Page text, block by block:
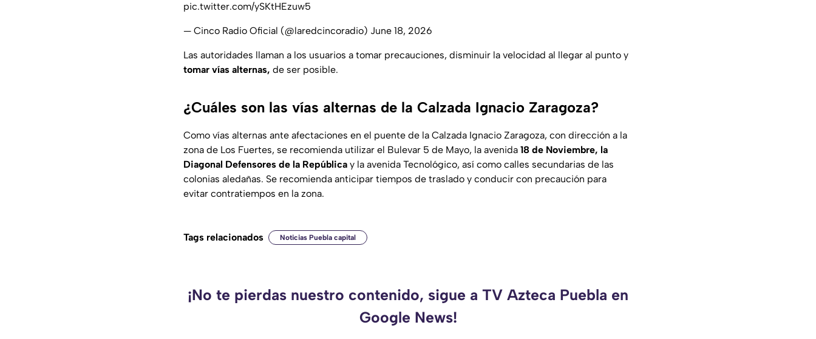
pic.twitter.com/ySKtHEzuw5
— Cinco Radio Oficial (@laredcincoradio) June 18, 2026
Las autoridades llaman a los usuarios a tomar precauciones, disminuir la velocidad al llegar al punto y
tomar vías alternas, de ser posible.
¿Cuáles son las vías alternas de la Calzada Ignacio Zaragoza?
Como vías alternas ante afectaciones en el puente de la Calzada Ignacio Zaragoza, con dirección a la
zona de Los Fuertes, se recomienda utilizar el Bulevar 5 de Mayo, la avenida 18 de Noviembre, la
Diagonal Defensores de la República y la avenida Tecnológico, así como calles secundarias de las
colonias aledañas. Se recomienda anticipar tiempos de traslado y conducir con precaución para
evitar contratiempos en la zona.
Tags relacionados Noticias Puebla capital
¡No te pierdas nuestro contenido, sigue a TV Azteca Puebla en
Google News!